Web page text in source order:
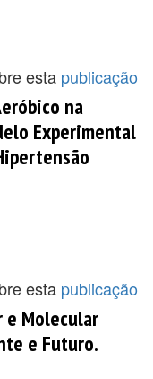
esta publicação
na
Experimental
esta publicação
e Molecular
e Futuro.